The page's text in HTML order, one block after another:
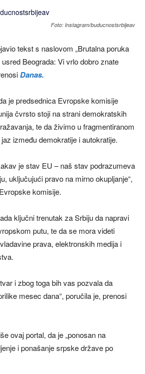
Foto: Instagram/buducnostsrbijeav
tekst s naslovom „Brutalna poruka
Beograda: Vi vrlo dobro znate
Danas.
je predsednica Evropske komisije
čvrsto stoji na strani demokratskih
te da živimo u fragmentiranom
između demokratije i autokratije.
je stav EU – naš stav podrazumeva
uključujući pravo na mirno okupljanje“,
komisije.
ključni trenutak za Srbiju da napravi
putu, te da se mora videti
prava, elektronskih medija i
i zbog toga bih vas pozvala da
mesec dana“, poručila je, prenosi
ovaj portal, da je „ponosan na
i ponašanje srpske države po